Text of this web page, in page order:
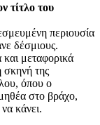
τίτλο του
περιουσία
δέσμιους.
μεταφορικά
της
όπου ο
στο βράχο,
κάνει.